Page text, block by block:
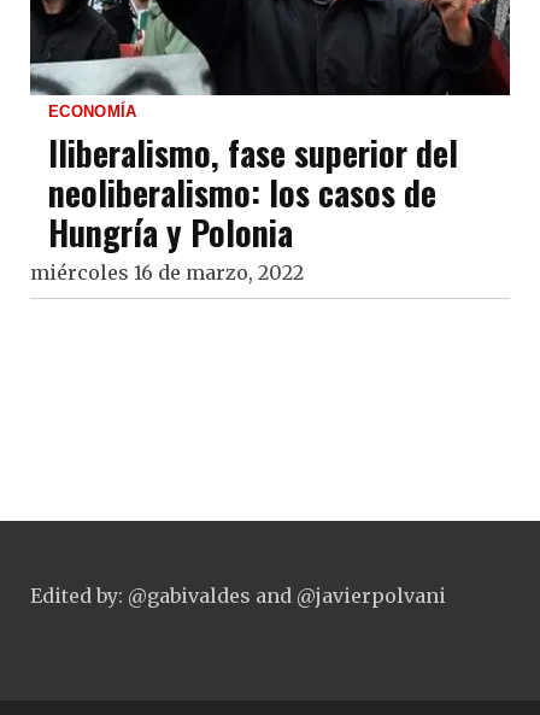
ECONOMÍA
Iliberalismo, fase superior del
neoliberalismo: los casos de
Hungría y Polonia
miércoles 16 de marzo, 2022
Edited by: @gabivaldes and @javierpolvani